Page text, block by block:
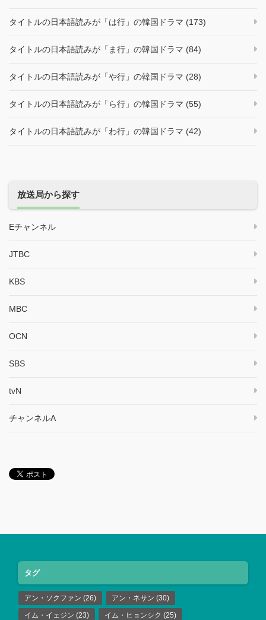
タイトルの日本語読みが「は行」の韓国ドラマ (173)
タイトルの日本語読みが「ま行」の韓国ドラマ (84)
タイトルの日本語読みが「や行」の韓国ドラマ (28)
タイトルの日本語読みが「ら行」の韓国ドラマ (55)
タイトルの日本語読みが「わ行」の韓国ドラマ (42)
放送局から探す
Eチャンネル
JTBC
KBS
MBC
OCN
SBS
tvN
チャンネルA
タグ
アン・ソクファン (26) アン・ネサン (30)
イム・イェジン (23) イム・ヒョンシク (25)